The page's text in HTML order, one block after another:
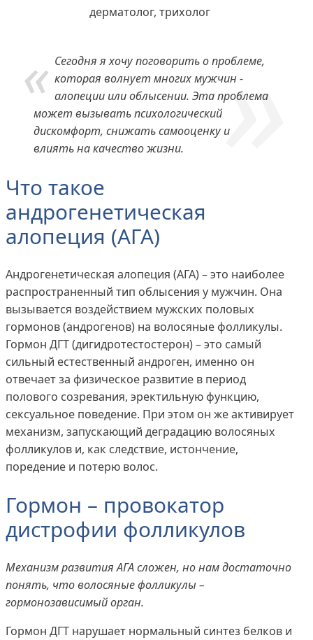
дерматолог, трихолог
Сегодня я хочу поговорить о проблеме,
которая волнует многих мужчин -
алопеции или облысении. Эта проблема
может вызывать психологический
дискомфорт, снижать самооценку и
влиять на качество жизни.
Что такое
андрогенетическая
алопеция (АГА)
Андрогенетическая алопеция (АГА) – это наиболее
распространенный тип облысения у мужчин. Она
вызывается воздействием мужских половых
гормонов (андрогенов) на волосяные фолликулы.
Гормон ДГТ (дигидротестостерон) – это самый
сильный естественный андроген, именно он
отвечает за физическое развитие в период
полового созревания, эректильную функцию,
сексуальное поведение. При этом он же активирует
механизм, запускающий деградацию волосяных
фолликулов и, как следствие, истончение,
поредение и потерю волос.
Гормон – провокатор
дистрофии фолликулов
Механизм развития АГА сложен, но нам достаточно
понять, что волосяные фолликулы –
гормонозависимый орган.
Гормон ДГТ нарушает нормальный синтез белков и